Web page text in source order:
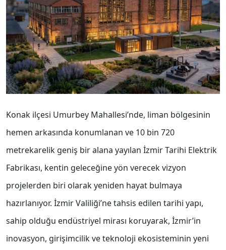
Konak ilçesi Umurbey Mahallesi’nde, liman bölgesinin
hemen arkasında konumlanan ve 10 bin 720
metrekarelik geniş bir alana yayılan İzmir Tarihi Elektrik
Fabrikası, kentin geleceğine yön verecek vizyon
projelerden biri olarak yeniden hayat bulmaya
hazırlanıyor. İzmir Valiliği’ne tahsis edilen tarihi yapı,
sahip olduğu endüstriyel mirası koruyarak, İzmir’in
inovasyon, girişimcilik ve teknoloji ekosisteminin yeni